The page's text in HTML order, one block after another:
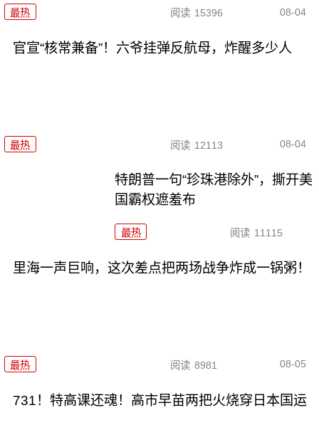
最热 阅读 15396 08-04
官宣“核常兼备”！六爷挂弹反航母，炸醒多少人
最热 阅读 12113 08-04
特朗普一句“珍珠港除外”，撕开美
国霸权遮羞布
最热 阅读 11115
里海一声巨响，这次差点把两场战争炸成一锅粥！
最热 阅读 8981 08-05
731！特高课还魂！高市早苗两把火烧穿日本国运